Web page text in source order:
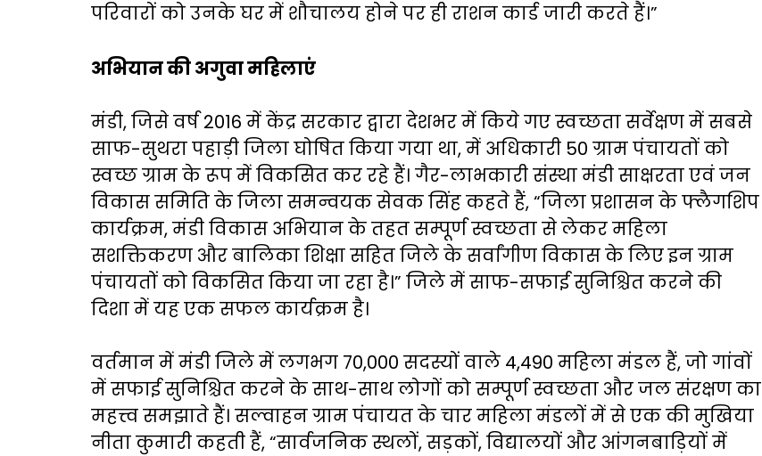
परिवारों को उनके घर में शौचालय होने पर ही राशन कार्ड जारी करते हैं।”
अभियान की अगुवा महिलाएं
मंडी, जिसे वर्ष 2016 में केंद्र सरकार द्वारा देशभर में किये गए स्वच्छता सर्वेक्षण में सबसे
साफ-सुथरा पहाड़ी जिला घोषित किया गया था, में अधिकारी 50 ग्राम पंचायतों को
स्वच्छ ग्राम के रूप में विकसित कर रहे हैं। गैर-लाभकारी संस्था मंडी साक्षरता एवं जन
विकास समिति के जिला समन्वयक सेवक सिंह कहते हैं, “जिला प्रशासन के फ्लैगशिप
कार्यक्रम, मंडी विकास अभियान के तहत सम्पूर्ण स्वच्छता से लेकर महिला
सशक्तिकरण और बालिका शिक्षा सहित जिले के सर्वांगीण विकास के लिए इन ग्राम
पंचायतों को विकसित किया जा रहा है।” जिले में साफ-सफाई सुनिश्चित करने की
दिशा में यह एक सफल कार्यक्रम है।
वर्तमान में मंडी जिले में लगभग 70,000 सदस्यों वाले 4,490 महिला मंडल हैं, जो गांवों
में सफाई सुनिश्चित करने के साथ-साथ लोगों को सम्पूर्ण स्वच्छता और जल संरक्षण का
महत्त्व समझाते हैं। सल्वाहन ग्राम पंचायत के चार महिला मंडलों में से एक की मुखिया
नीता कुमारी कहती हैं, “सार्वजनिक स्थलों, सड़कों, विद्यालयों और आंगनबाड़ियों में